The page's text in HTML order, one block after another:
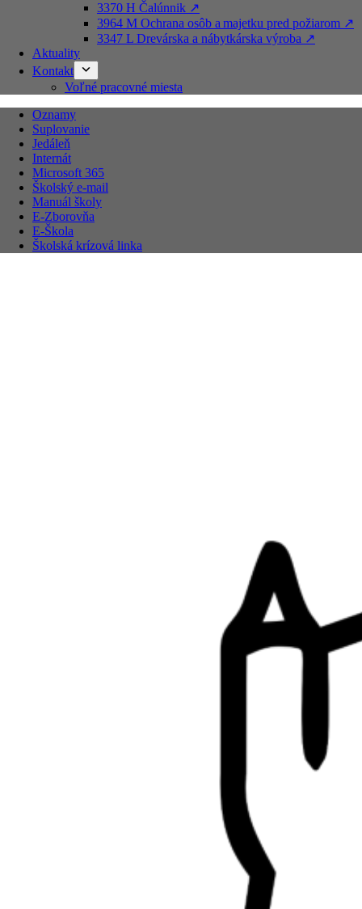
3370 H Čalúnnik ↗️
3964 M Ochrana osôb a majetku pred požiarom ↗️
3347 L Drevárska a nábytkárska výroba ↗️
Aktuality
Kontakt
Voľné pracovné miesta
Oznamy
Suplovanie
Jedáleň
Internát
Microsoft 365
Školský e-mail
Manuál školy
E-Zborovňa
E-Škola
Školská krízová linka